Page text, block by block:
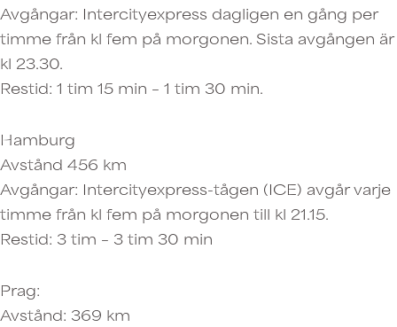
Avgångar: Intercityexpress dagligen en gång per
timme från kl fem på morgonen. Sista avgången är
kl 23.30.
Restid: 1 tim 15 min – 1 tim 30 min.
Hamburg
Avstånd 456 km
Avgångar: Intercityexpress-tågen (ICE) avgår varje
timme från kl fem på morgonen till kl 21.15.
Restid: 3 tim – 3 tim 30 min
Prag:
Avstånd: 369 km